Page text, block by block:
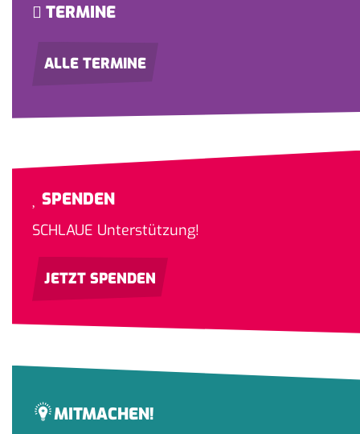
TERMINE
ALLE TERMINE
SPENDEN
SCHLAUE Unterstützung!
JETZT SPENDEN
MITMACHEN!